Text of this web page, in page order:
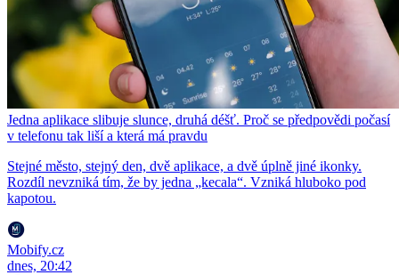
Jedna aplikace slibuje slunce, druhá déšť. Proč se předpovědi počasí
v telefonu tak liší a která má pravdu
Stejné město, stejný den, dvě aplikace, a dvě úplně jiné ikonky.
Rozdíl nevzniká tím, že by jedna „kecala“. Vzniká hluboko pod
kapotou.
Mobify.cz
dnes, 20:42